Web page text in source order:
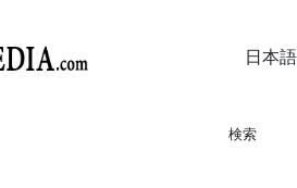
日本語